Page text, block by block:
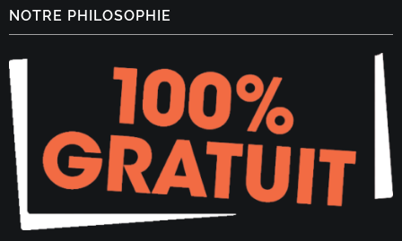
NOTRE PHILOSOPHIE